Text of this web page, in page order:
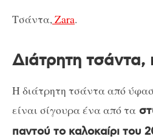
Τσάντα,Zara.
Διάτρητη τσάντα,
Η διάτρητη τσάντα από
είναι σίγουρα ένα από τα
παντού το καλοκαίρι του